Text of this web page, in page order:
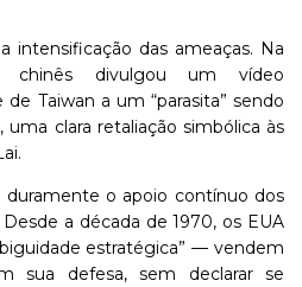
intensificação das ameaças. Na
chinês divulgou um vídeo
Taiwan a um “parasita” sendo
uma clara retaliação simbólica às
o apoio contínuo dos
a década de 1970, os EUA
estratégica” — vendem
sua defesa, sem declarar se